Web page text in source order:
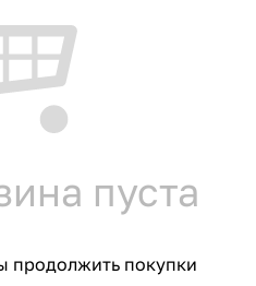
пуста
продолжить покупки